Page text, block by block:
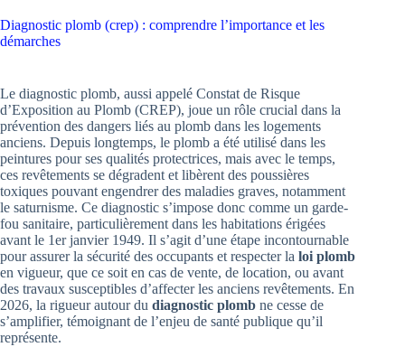
Diagnostic plomb (crep) : comprendre l’importance et les
démarches
Le diagnostic plomb, aussi appelé Constat de Risque
d’Exposition au Plomb (CREP), joue un rôle crucial dans la
prévention des dangers liés au plomb dans les logements
anciens. Depuis longtemps, le plomb a été utilisé dans les
peintures pour ses qualités protectrices, mais avec le temps,
ces revêtements se dégradent et libèrent des poussières
toxiques pouvant engendrer des maladies graves, notamment
le saturnisme. Ce diagnostic s’impose donc comme un garde-
fou sanitaire, particulièrement dans les habitations érigées
avant le 1er janvier 1949. Il s’agit d’une étape incontournable
pour assurer la sécurité des occupants et respecter la loi plomb
en vigueur, que ce soit en cas de vente, de location, ou avant
des travaux susceptibles d’affecter les anciens revêtements. En
2026, la rigueur autour du diagnostic plomb ne cesse de
s’amplifier, témoignant de l’enjeu de santé publique qu’il
représente.